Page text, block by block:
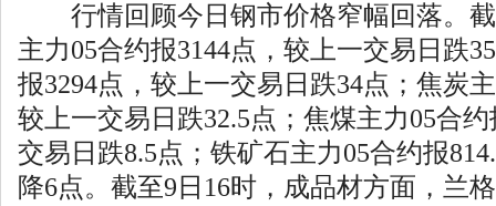
行情回顾今日钢市价格窄幅回落。截
主力05合约报3144点，较上一交易日跌
报3294点，较上一交易日跌34点；焦炭
较上一交易日跌32.5点；焦煤主力05合
交易日跌8.5点；铁矿石主力05合约报
降6点。截至9日16时，成品材方面，兰